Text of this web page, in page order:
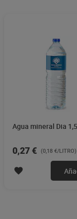
Agua mineral Dia
0,27 € (0,18 €/LITRO)